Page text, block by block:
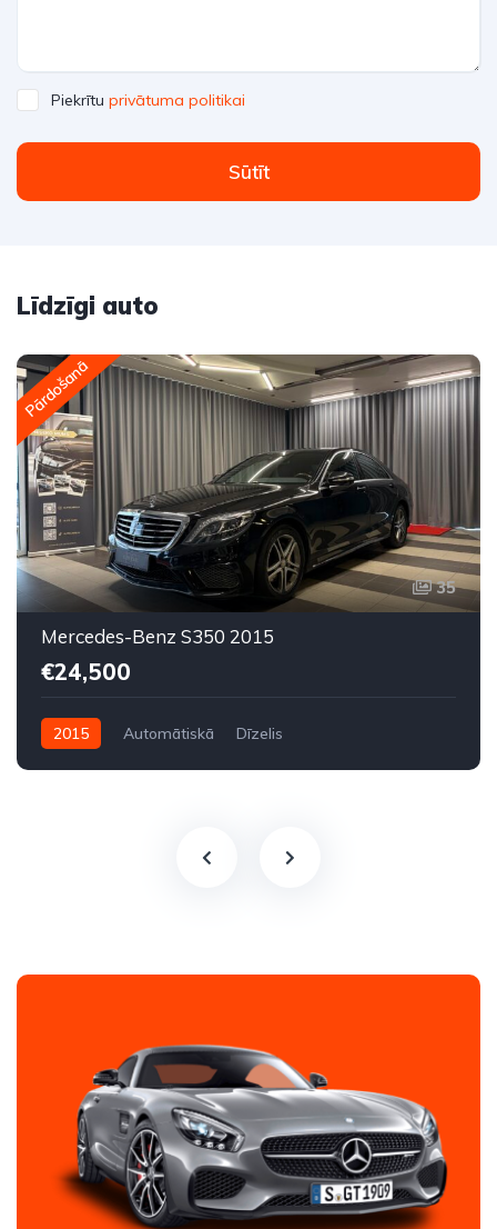
Piekrītu privātuma politikai
Sūtīt
Līdzīgi auto
Pārdošanā
35
Mercedes-Benz S350 2015
€24,500
2015 Automātiskā
Dīzelis